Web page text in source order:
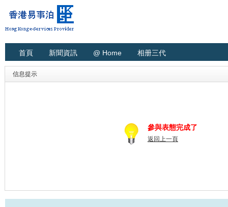
首頁 新聞資訊 @ Home 相册三代
信息提示
參與表態完成了
返回上一頁